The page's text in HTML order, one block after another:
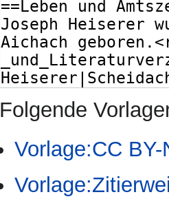
Folgende
Vorlage:CC BY-